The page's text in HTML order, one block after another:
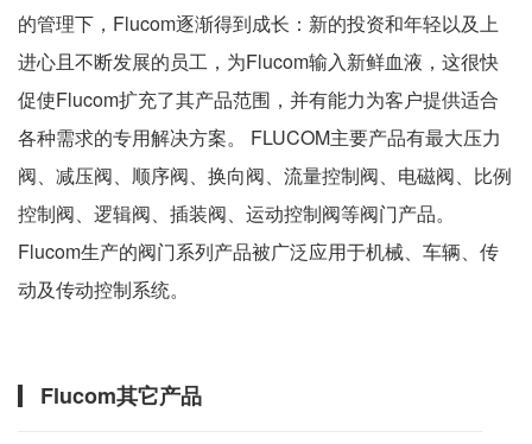
的管理下，Flucom逐渐得到成长：新的投资和年轻以及上
进心且不断发展的员工，为Flucom输入新鲜血液，这很快
促使Flucom扩充了其产品范围，并有能力为客户提供适合
各种需求的专用解决方案。 FLUCOM主要产品有最大压力
阀、减压阀、顺序阀、换向阀、流量控制阀、电磁阀、比例
控制阀、逻辑阀、插装阀、运动控制阀等阀门产品。
Flucom生产的阀门系列产品被广泛应用于机械、车辆、传
动及传动控制系统。
Flucom其它产品